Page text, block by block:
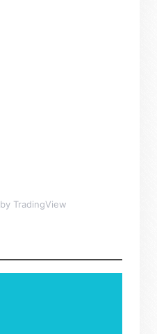
by TradingView